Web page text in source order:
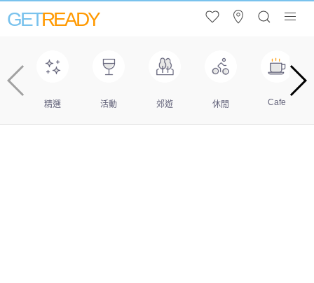
GETREADY
精選 活動 郊遊 休閒 Cafe